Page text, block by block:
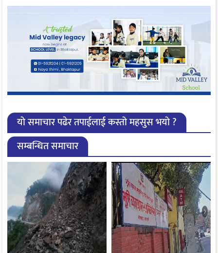
यो समाचार पढेर तपाईलाई कस्तो महसुस भयो ?
सम्बन्धित समाचार